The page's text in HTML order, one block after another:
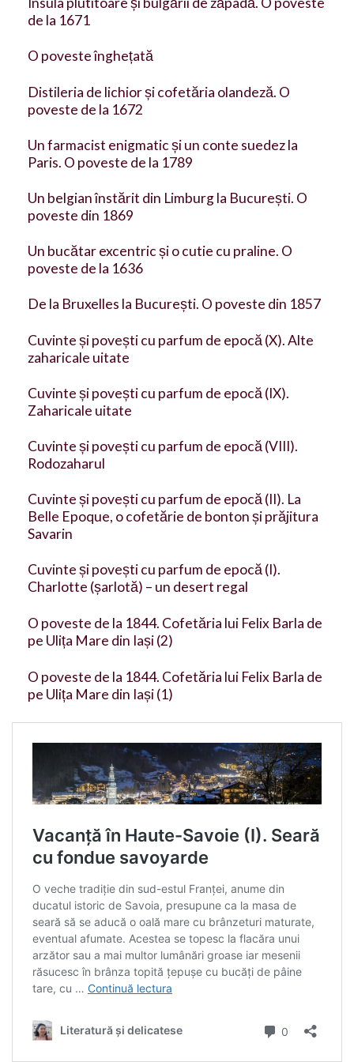
de la 1671
O poveste înghețată
Distileria de lichior și cofetăria olandeză. O
poveste de la 1672
Un farmacist enigmatic și un conte suedez la
Paris. O poveste de la 1789
Un belgian înstărit din Limburg la București. O
poveste din 1869
Un bucătar excentric și o cutie cu praline. O
poveste de la 1636
De la Bruxelles la București. O poveste din 1857
Cuvinte și povești cu parfum de epocă (X). Alte
zaharicale uitate
Cuvinte și povești cu parfum de epocă (IX).
Zaharicale uitate
Cuvinte și povești cu parfum de epocă (VIII).
Rodozaharul
Cuvinte și povești cu parfum de epocă (II). La
Belle Epoque, o cofetărie de bonton și prăjitura
Savarin
Cuvinte și povești cu parfum de epocă (I).
Charlotte (șarlotă) – un desert regal
O poveste de la 1844. Cofetăria lui Felix Barla de
pe Ulița Mare din Iași (2)
O poveste de la 1844. Cofetăria lui Felix Barla de
pe Ulița Mare din Iași (1)